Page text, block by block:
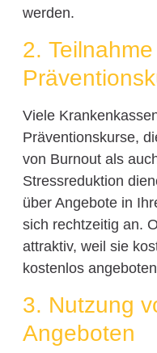
werden.
2.
Viele
Präventionskurse,
von Burnout als
Stressreduktion
über Angebote in
sich rechtzeitig an.
attraktiv, weil sie
kostenlos
3. Nutzung
Angeboten